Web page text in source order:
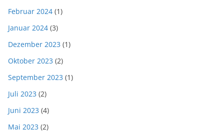
Februar 2024 (1)
Januar 2024 (3)
Dezember 2023 (1)
Oktober 2023 (2)
September 2023 (1)
Juli 2023 (2)
Juni 2023 (4)
Mai 2023 (2)